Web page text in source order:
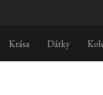
Krása Dárky